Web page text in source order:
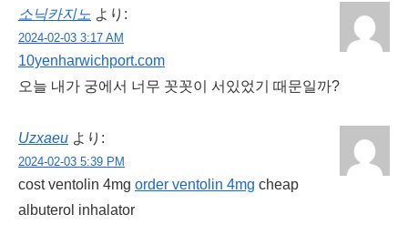
소닉카지노 より:
2024-02-03 3:17 AM
10yenharwichport.com
오늘 내가 궁에서 너무 꼿꼿이 서있었기 때문일까?
Uzxaeu より:
2024-02-03 5:39 PM
cost ventolin 4mg order ventolin 4mg cheap
albuterol inhalator